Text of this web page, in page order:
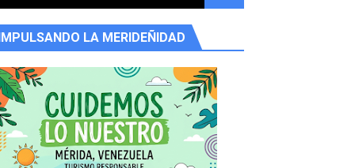
en la parroquia Osuna Rodríguez
IMPULSANDO LA MERIDEÑIDAD